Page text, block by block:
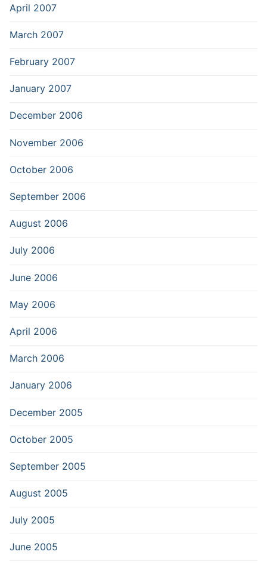
April 2007
March 2007
February 2007
January 2007
December 2006
November 2006
October 2006
September 2006
August 2006
July 2006
June 2006
May 2006
April 2006
March 2006
January 2006
December 2005
October 2005
September 2005
August 2005
July 2005
June 2005